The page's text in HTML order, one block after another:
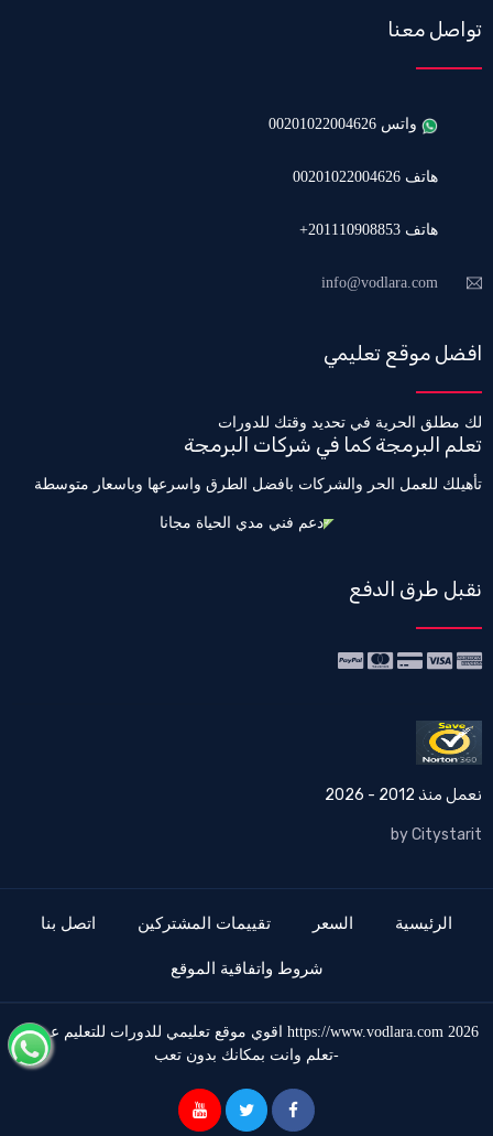
تواصل معنا
واتس 00201022004626
هاتف 00201022004626
هاتف 201110908853+
info@vodlara.com
افضل موقع تعليمي
لك مطلق الحرية في تحديد وقتك للدورات
تعلم البرمجة كما في شركات البرمجة
تأهيلك للعمل الحر والشركات بافضل الطرق واسرعها وباسعار متوسطة
دعم فني مدي الحياة مجانا
نقبل طرق الدفع
نعمل منذ 2012 - 2026
by Citystarit
الرئيسية السعر تقييمات المشتركين اتصل بنا
شروط واتفاقية الموقع
2026
https://www.vodlara.com اقوي موقع تعليمي للدورات للتعليم عن بعد
-تعلم وانت بمكانك بدون تعب